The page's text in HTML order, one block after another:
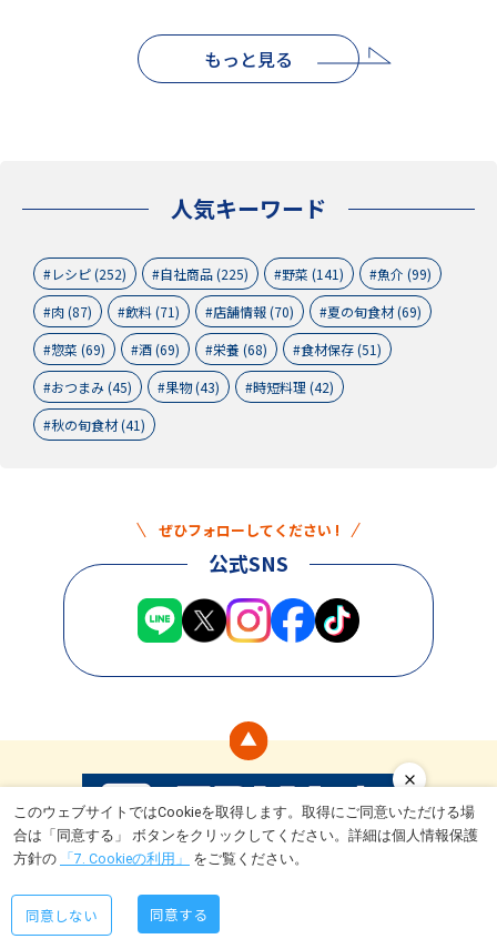
このウェブサイトではCookieを取得します。取得にご同意いただける場
合は「同意する」 ボタンをクリックしてください。詳細は個人情報保護
方針の
「7. Cookieの利用」 をご覧ください。
同意しない 同意する
もっと見る
人気キーワード
レシピ (252) 自社商品 (225) 野菜 (141)
魚介 (99)
肉 (87)
飲料 (71) 店舗情報 (70)
夏の旬食材 (69)
惣菜 (69)
酒 (69) 栄養 (68)
食材保存 (51)
おつまみ (45)
果物 (43)
時短料理 (42)
秋の旬食材 (41)
ぜひフォローしてください !
公式SNS
食 ライフスタイル トライアルとは キャンペーン情報 運営会社
Copyright © TRIAL Company Inc. All rights reserved.